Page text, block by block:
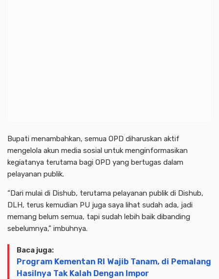
Bupati menambahkan, semua OPD diharuskan aktif
mengelola akun media sosial untuk menginformasikan
kegiatanya terutama bagi OPD yang bertugas dalam
pelayanan publik.
“Dari mulai di Dishub, terutama pelayanan publik di Dishub,
DLH, terus kemudian PU juga saya lihat sudah ada, jadi
memang belum semua, tapi sudah lebih baik dibanding
sebelumnya,” imbuhnya.
Baca juga:
Program Kementan RI Wajib Tanam, di Pemalang
Hasilnya Tak Kalah Dengan Impor